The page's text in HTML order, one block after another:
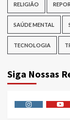
RELIGIÃO
SAÚDE MENTAL
TECNOLOGIA
Siga Nossas